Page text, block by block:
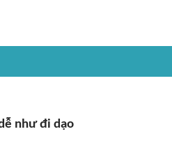
như đi dạo